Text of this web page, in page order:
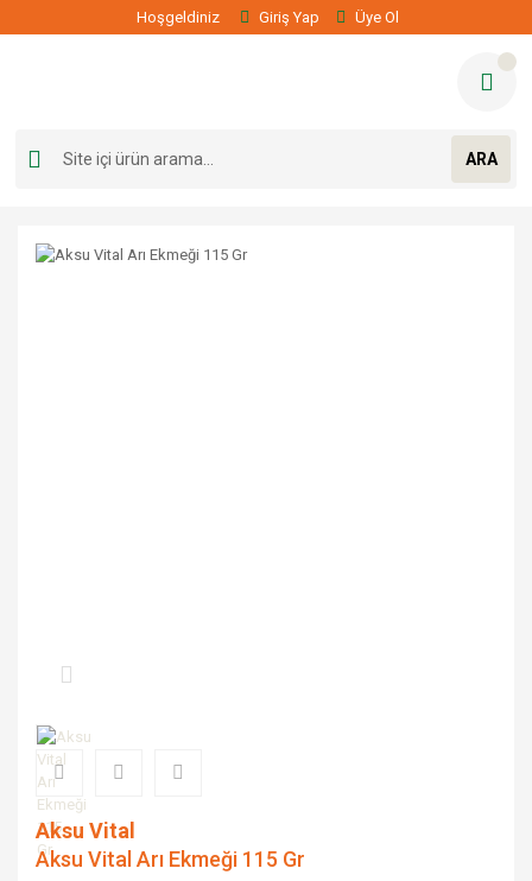
Hoşgeldiniz Giriş Yap Üye Ol
ARA
Aksu Vital
Aksu Vital Arı Ekmeği 115 Gr